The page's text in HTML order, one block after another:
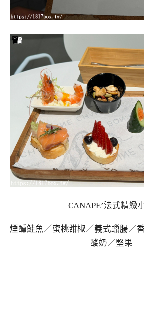
CANAPE’法式精緻
煙醺鮭魚／蜜桃甜椒／義式蠟腸／
酸奶／堅果